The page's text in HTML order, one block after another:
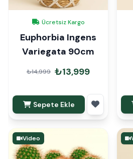
Ücretsiz Kargo
Euphorbia Ingens
Variegata 90cm
₺14,999 ₺13,999
Sepete Ekle
Video